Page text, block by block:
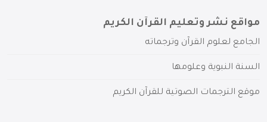
مواقع نشر وتعليم القرآن الكريم
الجامع لعلوم القرآن وترجماته
السنة النبوية وعلومها
موقع الترجمات الصوتية للقرآن الكريم